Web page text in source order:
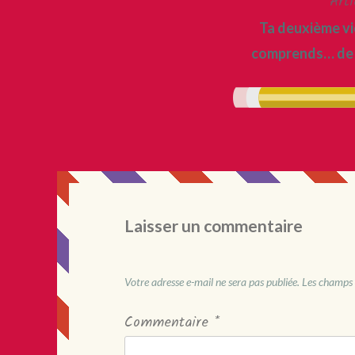
Ta deuxième
comprends…
Laisser un commentaire
Votre adresse e-mail ne sera pas publiée. Les
Commentaire *